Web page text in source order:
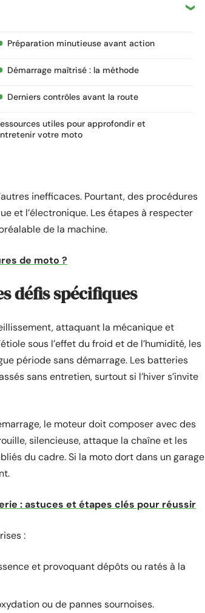
Préparation minutieuse avant action
Démarrage maîtrisé : la méthode
Derniers contrôles avant la route
utiles pour approfondir et
votre moto
inefficaces. Pourtant, des procédures
et l’électronique. Les étapes à respecter
de la machine.
de moto ?
défis spécifiques
attaquant la mécanique et
sous l’effet du froid et de l’humidité, les
période sans démarrage. Les batteries
sans entretien, surtout si l’hiver s’invite
le moteur doit composer avec des
silencieuse, attaque la chaîne et les
du cadre. Si la moto dort dans un garage
: astuces et étapes clés pour réussir
:
et provoquant dépôts ou ratés à la
ou de pannes sournoises.